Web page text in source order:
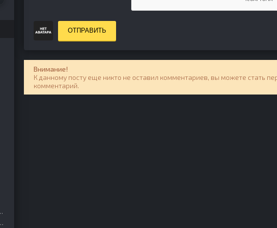
ОТПРАВИТЬ
Внимание!
К данному посту еще никто не оставил комментариев, вы можете стать
комментарий.